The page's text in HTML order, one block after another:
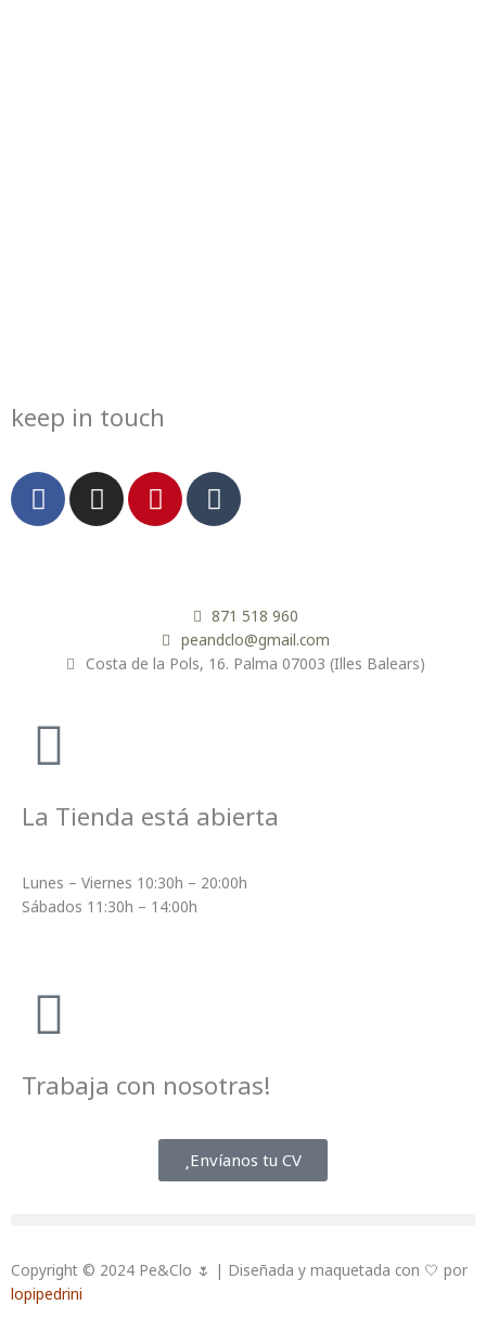
keep in touch
F
a
c
I
n
s
a
P
i
n
e
s
T
u
m
r
871 518 960
peandclo@gmail.com
Costa de la Pols, 16. Palma 07003 (Illes Balears)
La Tienda está abierta
Lunes – Viernes 10:30h – 20:00h
Sábados 11:30h – 14:00h
Trabaja con nosotras!
Envíanos tu CV
Copyright © 2024 Pe&Clo 🌷 | Diseñada y maquetada con 🤍 por
lopipedrini